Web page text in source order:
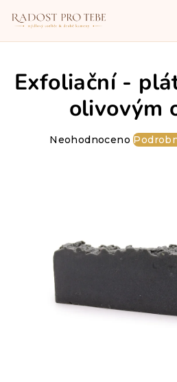
Exfoliační -
olivovým
Průměrné
Neohodnoceno